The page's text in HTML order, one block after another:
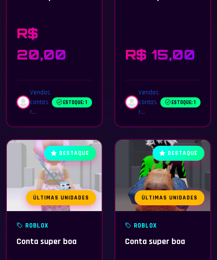
R$
20,00
Vendas
contas
r...
ESTOQUE: 1
R$ 15,00
Vendas
contas
r...
ESTOQUE: 1
DESTAQUE
ÚLTIMAS UNIDADES
ROBLOX
Conta super boa
DESTAQUE
ÚLTIMAS UNIDADES
ROBLOX
Conta super boa